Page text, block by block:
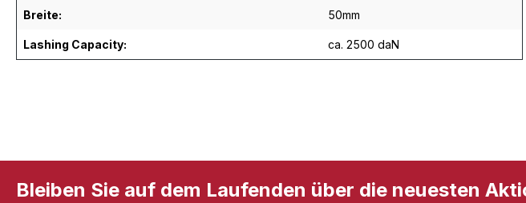
Breite: 50mm
Lashing Capacity: ca. 2500 daN
Bleiben Sie auf dem Laufenden über die neuesten